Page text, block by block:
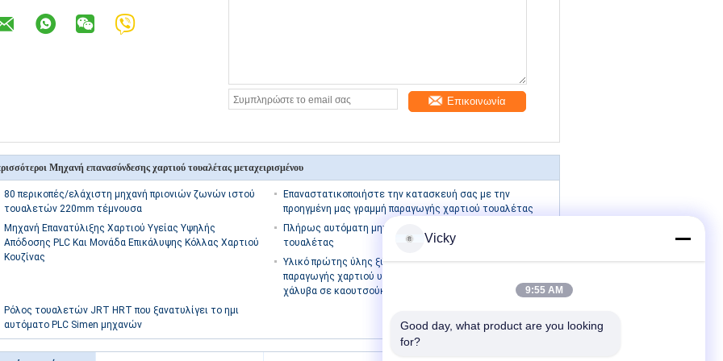
Επικοινωνία
Μηχανή επανασύνδεσης χαρτιού τουαλέτας μεταχειρισμένου
80 περικοπές/ελάχιστη μηχανή πριονιών ζωνών ιστού
τουαλετών 220mm τέμνουσα
Επαναστατικοποιήστε την κατασκευή σας με την
προηγμένη μας γραμμή παραγωγής χαρτιού τουαλέτας
Μηχανή Επανατύλιξης Χαρτιού Υγείας Υψηλής
Απόδοσης PLC Και Μονάδα Επικάλυψης Κόλλας Χαρτιού
Κουζίνας
Πλήρως αυτόματη μηχανή επανέλιξης κυλίνδρων
τουαλέτας
Υλικό πρώτης ύλης ξύλινου χαρτοπολτού Γραμμή
παραγωγής χαρτιού υγείας με συσκευή ανάγλυψης από
χάλυβα σε καουτσούκ και συσκευή τυλίγματος
Ρόλος τουαλετών JRT HRT που ξανατυλίγει το ημι
αυτόματο PLC Simen μηχανών
Vicky
9:55 AM
Good day, what product are you looking
for?